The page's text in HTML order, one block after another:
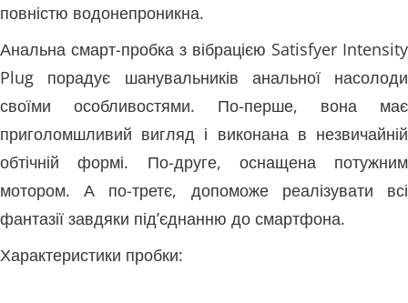
повністю водонепроникна.
Анальна смарт-пробка з вібрацією Satisfyer Intensity
Plug порадує шанувальників анальної насолоди
своїми особливостями. По-перше, вона має
приголомшливий вигляд і виконана в незвичайній
обтічній формі. По-друге, оснащена потужним
мотором. А по-третє, допоможе реалізувати всі
фантазії завдяки під’єднанню до смартфона.
Характеристики пробки: